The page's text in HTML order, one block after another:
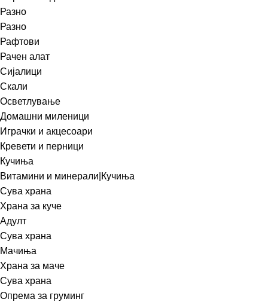
Разно
Разно
Рафтови
Рачен алат
Сијалици
Скали
Осветлување
Домашни миленици
Играчки и акцесоари
Кревети и перници
Кучиња
Витамини и минерали|Кучиња
Сува храна
Храна за куче
Адулт
Сува храна
Мачиња
Храна за маче
Сува храна
Опрема за груминг